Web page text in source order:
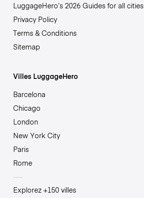
LuggageHero’s 2026 Guides for all cities
Privacy Policy
Terms & Conditions
Sitemap
Villes LuggageHero
Barcelona
Chicago
London
New York City
Paris
Rome
Explorez +150 villes